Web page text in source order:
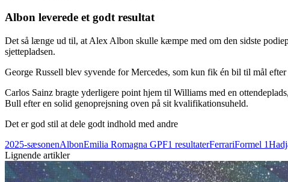
Albon leverede et godt resultat
Det så længe ud til, at Alex Albon skulle kæmpe med om den sidste
sjettepladsen.
George Russell blev syvende for Mercedes, som kun fik én bil til mål
Carlos Sainz bragte yderligere point hjem til Williams med en
Bull efter en solid genoprejsning oven på sit kvalifikationsuheld.
Det er god stil at dele godt indhold med andre
2025-sæsonenAlbonEmilia Romagna GPF1 resultaterFerrariFormel 1
Lignende artikler